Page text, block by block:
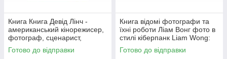
Книга Книга Девід Лінч -
американський кінорежисер,
фотограф, сценарист,
художник, актор. David Lynch.
Digital Nudes
Готово до відправки
Книга відомі фотографи та
їхні роботи Ліам Вонг фото в
стилі кіберпанк Liam Wong:
TOKYOO (М'яка палітурка)
Готово до відправки